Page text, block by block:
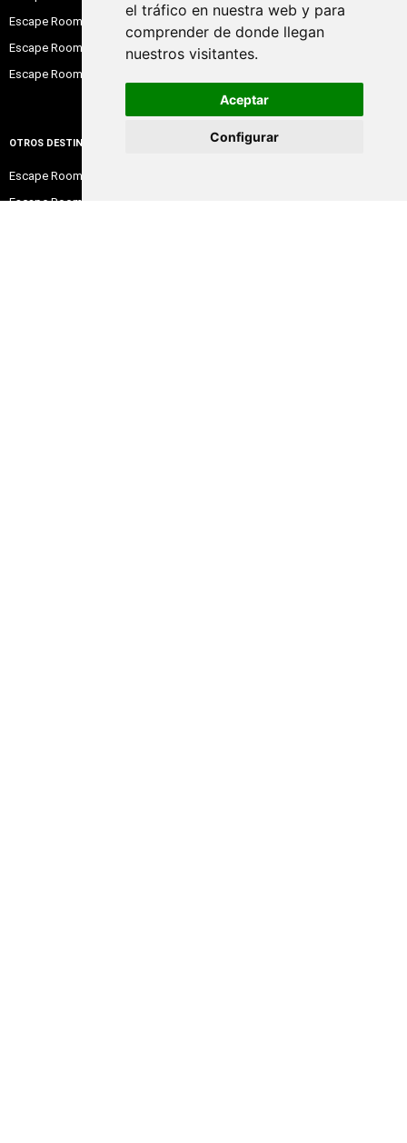
el tráfico en nuestra web y para
comprender de donde llegan
nuestros visitantes.
Aceptar
Configurar
Escape Room Zaragoza
Escape Room Bilbao
Escape Room Santander
OTROS DESTINOS
Escape Room Toledo
Escape Room Granada